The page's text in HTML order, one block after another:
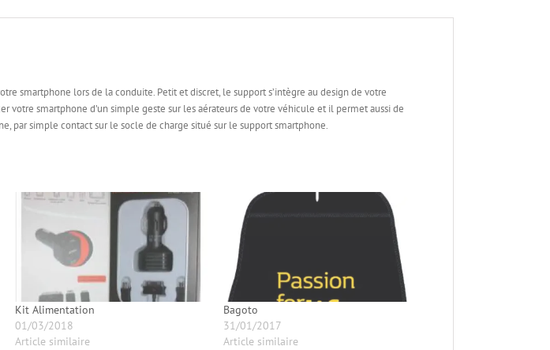
dans
smartphone lors de la conduite. Petit et discret, le support s’intègre au design de votre
votre smartphone d’un simple geste sur les aérateurs de votre véhicule et il permet aussi de
par simple contact sur le socle de charge situé sur le support smartphone.
Kit Alimentation
01/03/2018
Article similaire
Bagoto
31/01/2017
Article similaire